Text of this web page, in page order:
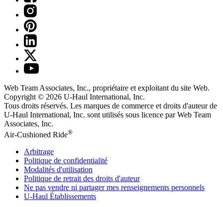
Web Team Associates, Inc., propriétaire et exploitant du site Web.
Copyright © 2026 U-Haul International, Inc.
Tous droits réservés. Les marques de commerce et droits d'auteur de
U-Haul International, Inc. sont utilisés sous licence par Web Team
Associates, Inc.
Air-Cushioned Ride®
Arbitrage
Politique de confidentialité
Modalités d'utilisation
Politique de retrait des droits d'auteur
Ne pas vendre ni partager mes renseignements personnels
U-Haul Établissements